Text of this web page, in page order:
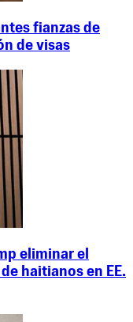
fianzas de
de visas
eliminar el
haitianos en EE.